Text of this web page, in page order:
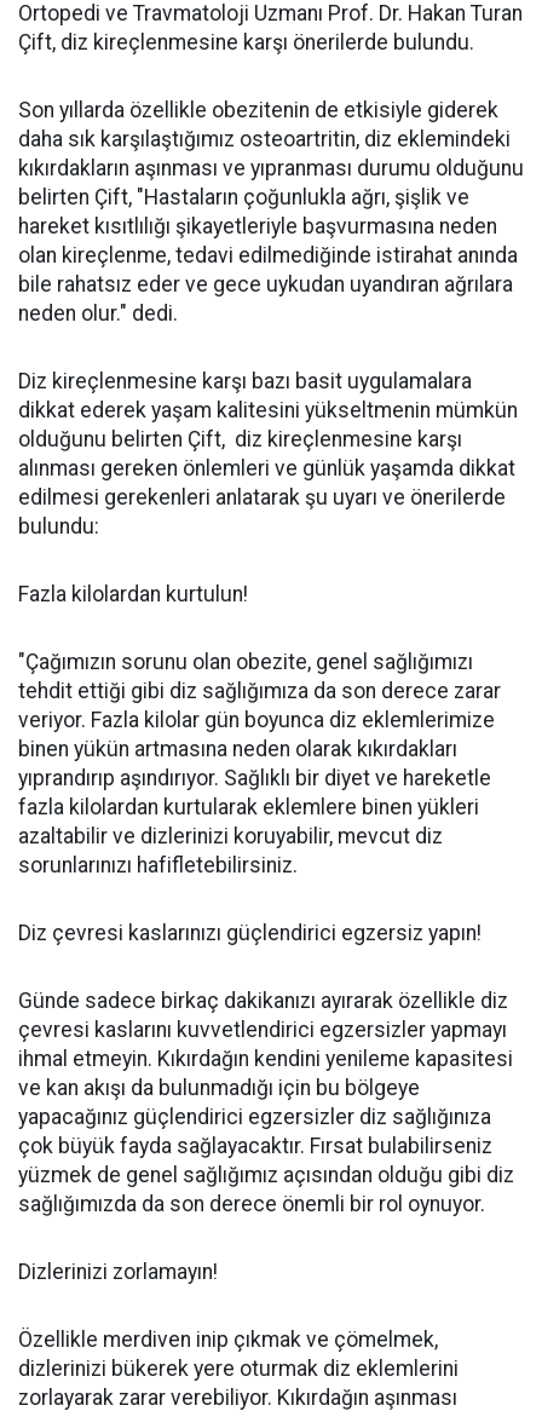
Ortopedi ve Travmatoloji Uzmanı Prof. Dr. Hakan Turan
Çift, diz kireçlenmesine karşı önerilerde bulundu.
Son yıllarda özellikle obezitenin de etkisiyle giderek
daha sık karşılaştığımız osteoartritin, diz eklemindeki
kıkırdakların aşınması ve yıpranması durumu olduğunu
belirten Çift, "Hastaların çoğunlukla ağrı, şişlik ve
hareket kısıtlılığı şikayetleriyle başvurmasına neden
olan kireçlenme, tedavi edilmediğinde istirahat anında
bile rahatsız eder ve gece uykudan uyandıran ağrılara
neden olur." dedi.
Diz kireçlenmesine karşı bazı basit uygulamalara
dikkat ederek yaşam kalitesini yükseltmenin mümkün
olduğunu belirten Çift, diz kireçlenmesine karşı
alınması gereken önlemleri ve günlük yaşamda dikkat
edilmesi gerekenleri anlatarak şu uyarı ve önerilerde
bulundu:
Fazla kilolardan kurtulun!
"Çağımızın sorunu olan obezite, genel sağlığımızı
tehdit ettiği gibi diz sağlığımıza da son derece zarar
veriyor. Fazla kilolar gün boyunca diz eklemlerimize
binen yükün artmasına neden olarak kıkırdakları
yıprandırıp aşındırıyor. Sağlıklı bir diyet ve hareketle
fazla kilolardan kurtularak eklemlere binen yükleri
azaltabilir ve dizlerinizi koruyabilir, mevcut diz
sorunlarınızı hafifletebilirsiniz.
Diz çevresi kaslarınızı güçlendirici egzersiz yapın!
Günde sadece birkaç dakikanızı ayırarak özellikle diz
çevresi kaslarını kuvvetlendirici egzersizler yapmayı
ihmal etmeyin. Kıkırdağın kendini yenileme kapasitesi
ve kan akışı da bulunmadığı için bu bölgeye
yapacağınız güçlendirici egzersizler diz sağlığınıza
çok büyük fayda sağlayacaktır. Fırsat bulabilirseniz
yüzmek de genel sağlığımız açısından olduğu gibi diz
sağlığımızda da son derece önemli bir rol oynuyor.
Dizlerinizi zorlamayın!
Özellikle merdiven inip çıkmak ve çömelmek,
dizlerinizi bükerek yere oturmak diz eklemlerini
zorlayarak zarar verebiliyor. Kıkırdağın aşınması